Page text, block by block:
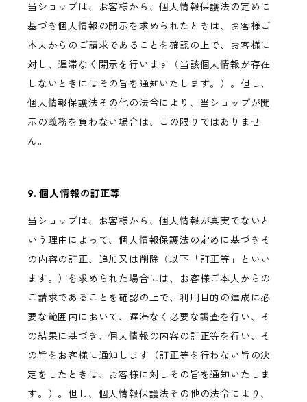
当ショップは、お客様から、個人情報保護法の定めに
基づき個人情報の開示を求められたときは、お客様ご
本人からのご請求であることを確認の上で、お客様に
対し、遅滞なく開示を行います（当該個人情報が存在
しないときにはその旨を通知いたします。）。但し、
個人情報保護法その他の法令により、当ショップが開
示の義務を負わない場合は、この限りではありませ
ん。
9. 個人情報の訂正等
当ショップは、お客様から、個人情報が真実でないと
いう理由によって、個人情報保護法の定めに基づきそ
の内容の訂正、追加又は削除（以下「訂正等」といい
ます。）を求められた場合には、お客様ご本人からの
ご請求であることを確認の上で、利用目的の達成に必
要な範囲内において、遅滞なく必要な調査を行い、そ
の結果に基づき、個人情報の内容の訂正等を行い、そ
の旨をお客様に通知します（訂正等を行わない旨の決
定をしたときは、お客様に対しその旨を通知いたしま
す。）。但し、個人情報保護法その他の法令により、